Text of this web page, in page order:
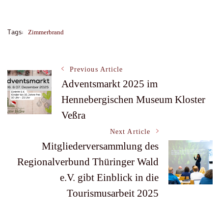
Tags: Zimmerbrand
Post
Navigation
Previous Article
Adventsmarkt 2025 im
Hennebergischen Museum Kloster
Veßra
Next Article
Mitgliederversammlung des
Regionalverbund Thüringer Wald
e.V. gibt Einblick in die
Tourismusarbeit 2025